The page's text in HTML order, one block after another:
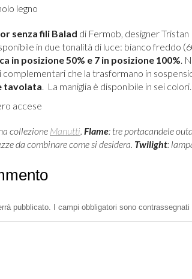
senza fili Balad di Fermob, designer
in due tonalità di luce: bianco freddo
in posizione 50% e 7 in posizione 100%.
che la trasformano in
tavolata. La maniglia è disponibile in sei colori.
collezione Manutti. Flame: tre portacandele
da combinare come si desidera. Twilight:
pubblicato. I campi obbligatori sono contrassegnati